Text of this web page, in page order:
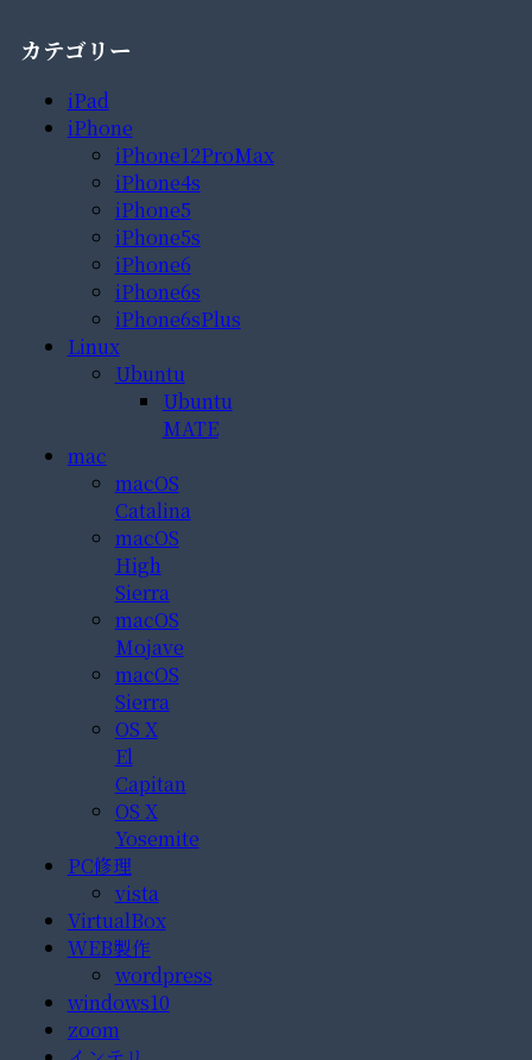
カテゴリー
iPad
iPhone
iPhone12ProMax
iPhone4s
iPhone5
iPhone5s
iPhone6
iPhone6s
iPhone6sPlus
Linux
Ubuntu
Ubuntu
MATE
mac
macOS
Catalina
macOS
High
Sierra
macOS
Mojave
macOS
Sierra
OS X
El
Capitan
OS X
Yosemite
PC修理
vista
VirtualBox
WEB製作
wordpress
windows10
zoom